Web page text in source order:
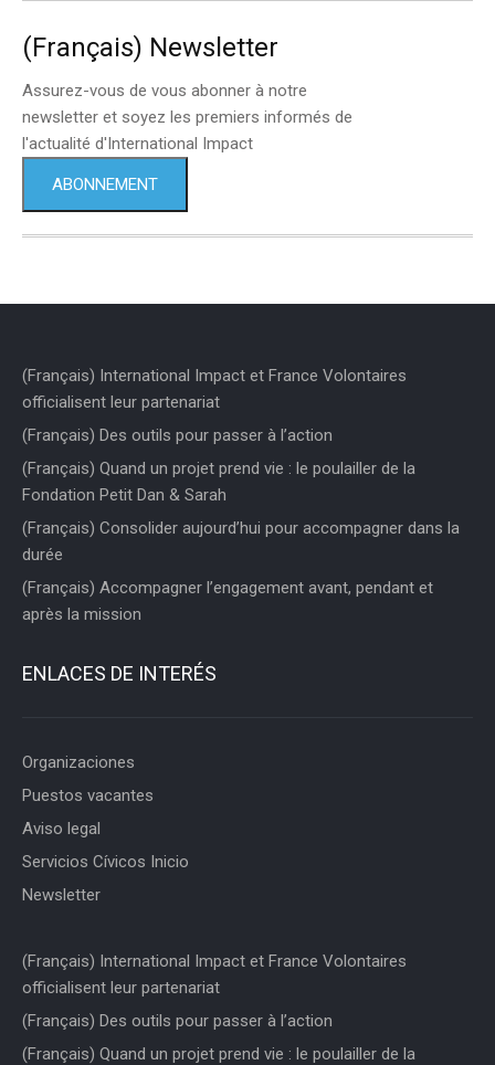
(Français) Newsletter
Assurez-vous de vous abonner à notre
newsletter et soyez les premiers informés de
l'actualité d'International Impact
ABONNEMENT
(Français) International Impact et France Volontaires
officialisent leur partenariat
(Français) Des outils pour passer à l’action
(Français) Quand un projet prend vie : le poulailler de la
Fondation Petit Dan & Sarah
(Français) Consolider aujourd’hui pour accompagner dans la
durée
(Français) Accompagner l’engagement avant, pendant et
après la mission
ENLACES DE INTERÉS
Organizaciones
Puestos vacantes
Aviso legal
Servicios Cívicos Inicio
Newsletter
(Français) International Impact et France Volontaires
officialisent leur partenariat
(Français) Des outils pour passer à l’action
(Français) Quand un projet prend vie : le poulailler de la